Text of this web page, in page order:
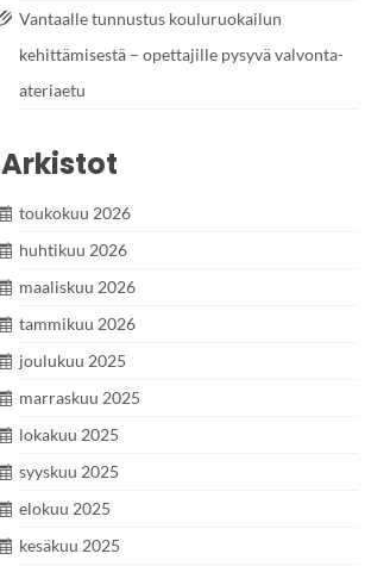
Vantaalle tunnustus kouluruokailun
kehittämisestä – opettajille pysyvä valvonta-
ateriaetu
Arkistot
toukokuu 2026
huhtikuu 2026
maaliskuu 2026
tammikuu 2026
joulukuu 2025
marraskuu 2025
lokakuu 2025
syyskuu 2025
elokuu 2025
kesäkuu 2025